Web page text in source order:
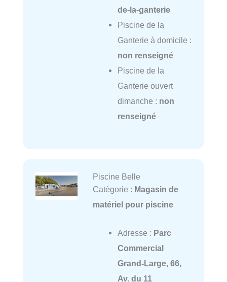
de-la-ganterie
Piscine de la
Ganterie à domicile :
non renseigné
Piscine de la
Ganterie ouvert
dimanche : non
renseigné
Piscine Belle
Catégorie : Magasin de
matériel pour piscine
Adresse : Parc
Commercial
Grand-Large, 66,
Av. du 11